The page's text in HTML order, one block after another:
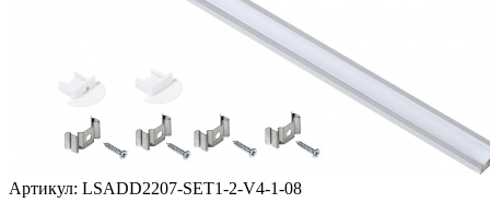
Артикул: LSADD2207-SET1-2-V4-1-08